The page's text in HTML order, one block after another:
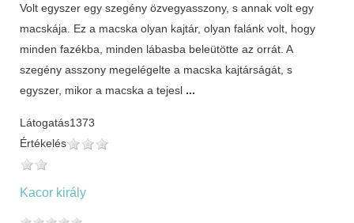
Volt egyszer egy szegény özvegyasszony, s annak volt egy
macskája. Ez a macska olyan kajtár, olyan falánk volt, hogy
minden fazékba, minden lábasba beleütötte az orrát. A
szegény asszony megelégelte a macska kajtárságát, s
egyszer, mikor a macska a tejesl ...
Látogatás1373
Értékelés
Kacor király